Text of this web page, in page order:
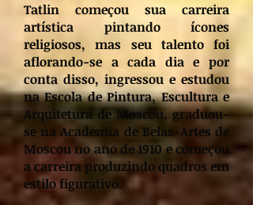
Tatlin começou sua carreira
artística pintando ícones
religiosos, mas seu talento foi
aflorando-se a cada dia e por
conta disso, ingressou e estudou
na Escola de Pintura, Escultura e
Arquitetura de Moscou, graduou-
se na Academia de Belas-Artes de
Moscou no ano de 1910 e começou
a carreira produzindo quadros em
estilo figurativo.